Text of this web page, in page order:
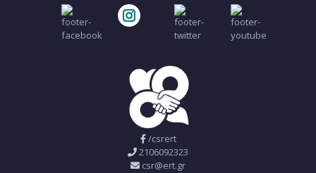
/csrert
2106092323
csr@ert.gr